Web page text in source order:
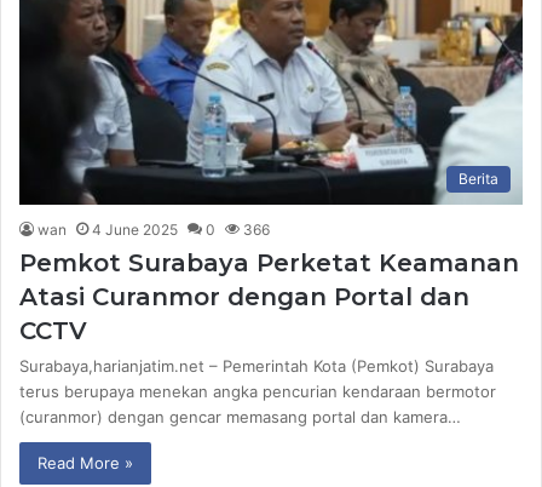
Berita
wan 4 June 2025 0 366
Pemkot Surabaya Perketat Keamanan
Atasi Curanmor dengan Portal dan
CCTV
Surabaya,harianjatim.net – Pemerintah Kota (Pemkot) Surabaya
terus berupaya menekan angka pencurian kendaraan bermotor
(curanmor) dengan gencar memasang portal dan kamera…
Read More »